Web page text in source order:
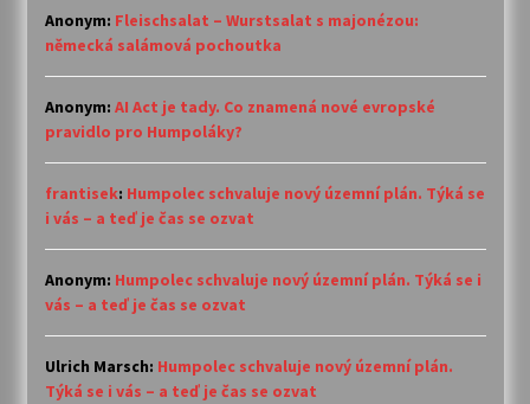
Anonym: Fleischsalat – Wurstsalat s majonézou:
německá salámová pochoutka
Anonym: AI Act je tady. Co znamená nové evropské
pravidlo pro Humpoláky?
frantisek: Humpolec schvaluje nový územní plán. Týká se
i vás – a teď je čas se ozvat
Anonym: Humpolec schvaluje nový územní plán. Týká se i
vás – a teď je čas se ozvat
Ulrich Marsch: Humpolec schvaluje nový územní plán.
Týká se i vás – a teď je čas se ozvat